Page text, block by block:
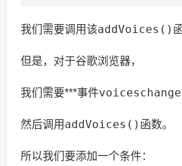
我们需要调用该addVoices()
但是，对于谷歌浏览器，
我们需要***事件
然后调 用addVoices() 函数。
所以我们要添加一个条件：